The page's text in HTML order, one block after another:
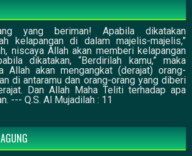
yang beriman! Apabila dikatakan
kelapangan di dalam majelis-majelis,”
niscaya Allah akan memberi kelapangan
dikatakan, “Berdirilah kamu,” maka
Allah akan mengangkat (derajat) orang-
di antaramu dan orang-orang yang diberi
Dan Allah Maha Teliti terhadap apa
--- Q.S. Al Mujadilah : 11